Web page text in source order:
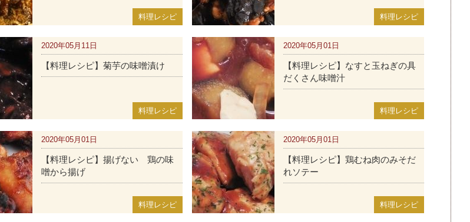
料理レシピ 料理レシピ
料理レシピ
2020年05月11日
【料理レシピ】菊芋の味噌漬け
料理レシピ
2020年05月01日
【料理レシピ】なすと玉ねぎの具
だくさん味噌汁
料理レシピ
2020年05月01日
【料理レシピ】揚げない 鶏の味
噌から揚げ
料理レシピ
2020年05月01日
【料理レシピ】鶏むね肉のみそだ
れソテー